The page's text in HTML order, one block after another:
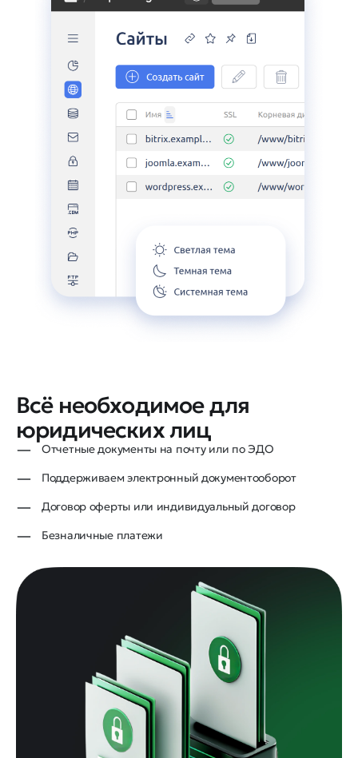
Всё необходимое для
юридических лиц
Отчетные документы на почту или по ЭДО
Поддерживаем электронный документооборот
Договор оферты или индивидуальный договор
Безналичные платежи